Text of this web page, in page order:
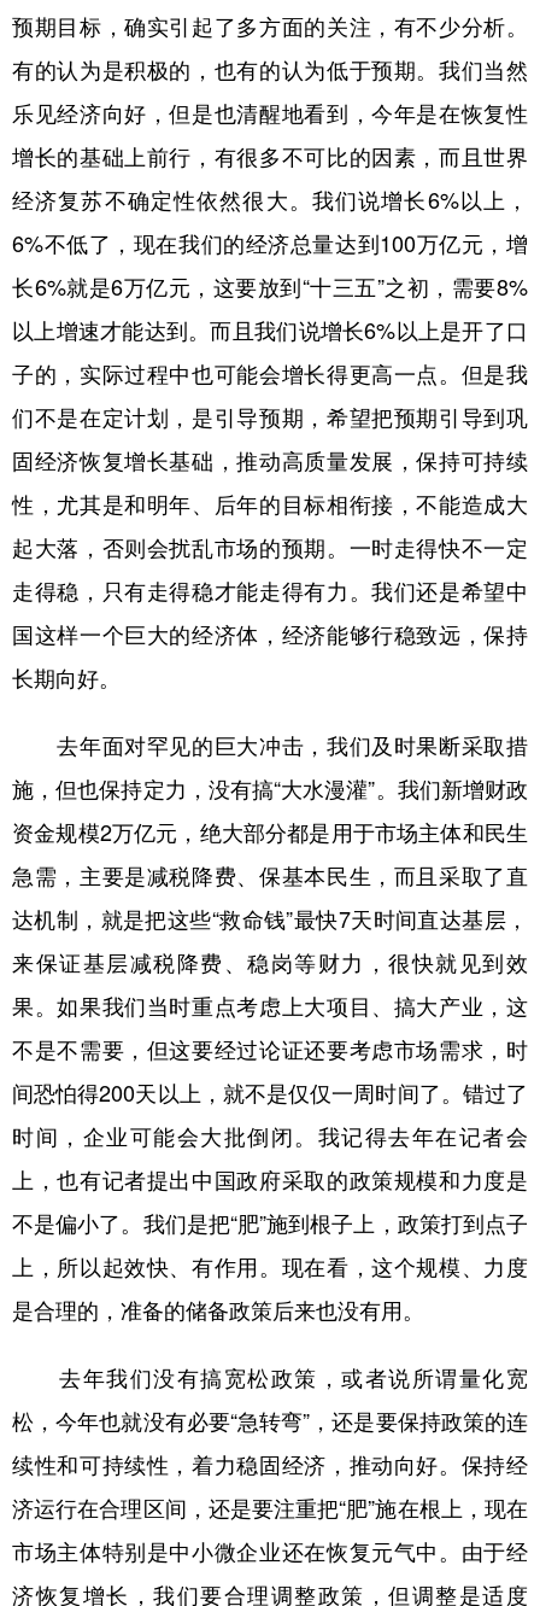
预期目标，确实引起了多方面的关注，有不少分析。
有的认为是积极的，也有的认为低于预期。我们当然
乐见经济向好，但是也清醒地看到，今年是在恢复性
增长的基础上前行，有很多不可比的因素，而且世界
经济复苏不确定性依然很大。我们说增长6%以上，
6%不低了，现在我们的经济总量达到100万亿元，增
长6%就是6万亿元，这要放到“十三五”之初，需要8%
以上增速才能达到。而且我们说增长6%以上是开了口
子的，实际过程中也可能会增长得更高一点。但是我
们不是在定计划，是引导预期，希望把预期引导到巩
固经济恢复增长基础，推动高质量发展，保持可持续
性，尤其是和明年、后年的目标相衔接，不能造成大
起大落，否则会扰乱市场的预期。一时走得快不一定
走得稳，只有走得稳才能走得有力。我们还是希望中
国这样一个巨大的经济体，经济能够行稳致远，保持
长期向好。
去年面对罕见的巨大冲击，我们及时果断采取措
施，但也保持定力，没有搞“大水漫灌”。我们新增财政
资金规模2万亿元，绝大部分都是用于市场主体和民生
急需，主要是减税降费、保基本民生，而且采取了直
达机制，就是把这些“救命钱”最快7天时间直达基层，
来保证基层减税降费、稳岗等财力，很快就见到效
果。如果我们当时重点考虑上大项目、搞大产业，这
不是不需要，但这要经过论证还要考虑市场需求，时
间恐怕得200天以上，就不是仅仅一周时间了。错过了
时间，企业可能会大批倒闭。我记得去年在记者会
上，也有记者提出中国政府采取的政策规模和力度是
不是偏小了。我们是把“肥”施到根子上，政策打到点子
上，所以起效快、有作用。现在看，这个规模、力度
是合理的，准备的储备政策后来也没有用。
去年我们没有搞宽松政策，或者说所谓量化宽
松，今年也就没有必要“急转弯”，还是要保持政策的连
续性和可持续性，着力稳固经济，推动向好。保持经
济运行在合理区间，还是要注重把“肥”施在根上，现在
市场主体特别是中小微企业还在恢复元气中。由于经
济恢复增长，我们要合理调整政策，但调整是适度